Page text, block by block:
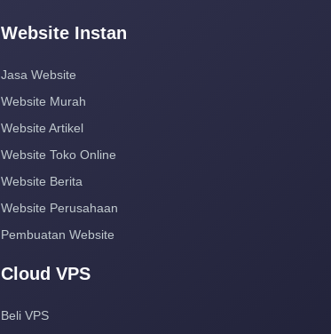
Website Instan
Jasa Website
Website Murah
Website Artikel
Website Toko Online
Website Berita
Website Perusahaan
Pembuatan Website
Cloud VPS
Beli VPS